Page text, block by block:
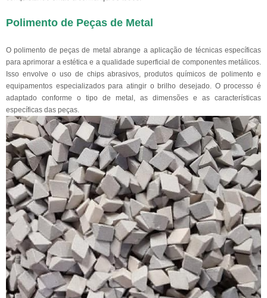
Polimento de Peças de Metal
O polimento de peças de metal abrange a aplicação de técnicas específicas
para aprimorar a estética e a qualidade superficial de componentes metálicos.
Isso envolve o uso de chips abrasivos, produtos químicos de polimento e
equipamentos especializados para atingir o brilho desejado. O processo é
adaptado conforme o tipo de metal, as dimensões e as características
específicas das peças.